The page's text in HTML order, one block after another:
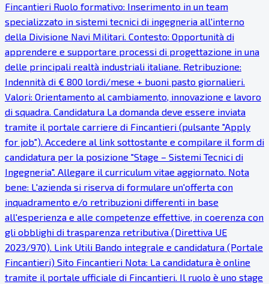
Fincantieri Ruolo formativo: Inserimento in un team
specializzato in sistemi tecnici di ingegneria all'interno
della Divisione Navi Militari. Contesto: Opportunità di
apprendere e supportare processi di progettazione in una
delle principali realtà industriali italiane. Retribuzione:
Indennità di € 800 lordi/mese + buoni pasto giornalieri.
Valori: Orientamento al cambiamento, innovazione e lavoro
di squadra. Candidatura La domanda deve essere inviata
tramite il portale carriere di Fincantieri (pulsante "Apply
for job"). Accedere al link sottostante e compilare il form di
candidatura per la posizione "Stage – Sistemi Tecnici di
Ingegneria". Allegare il curriculum vitae aggiornato. Nota
bene: L'azienda si riserva di formulare un'offerta con
inquadramento e/o retribuzioni differenti in base
all'esperienza e alle competenze effettive, in coerenza con
gli obblighi di trasparenza retributiva (Direttiva UE
2023/970). Link Utili Bando integrale e candidatura (Portale
Fincantieri) Sito Fincantieri Nota: La candidatura è online
tramite il portale ufficiale di Fincantieri. Il ruolo è uno stage